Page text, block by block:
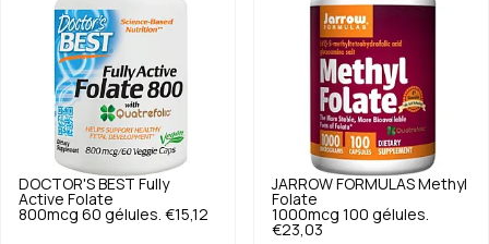
DOCTOR'S BEST Fully
Active Folate
800mcg 60 gélules. €15,12
JARROW FORMULAS Methyl
Folate
1000mcg 100 gélules.
€23,03